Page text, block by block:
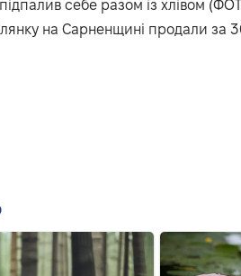
себе разом із хлівом
на Сарненщині продали за